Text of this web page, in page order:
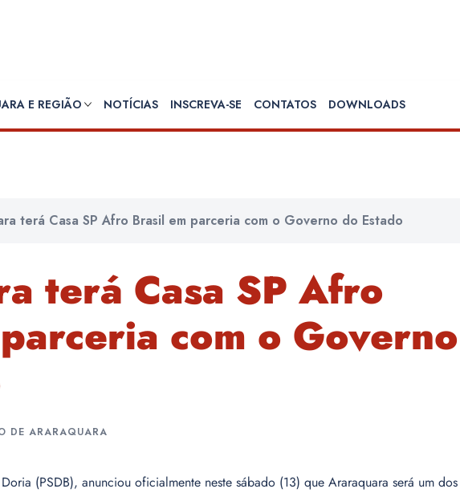
E REGIÃO NOTÍCIAS INSCREVA-SE CONTATOS DOWNLOADS
terá Casa SP Afro Brasil em parceria com o Governo do Estado
terá Casa SP Afro
com o Governo
DE ARARAQUARA
(PSDB), anunciou oficialmente neste sábado (13) que Araraquara será um dos